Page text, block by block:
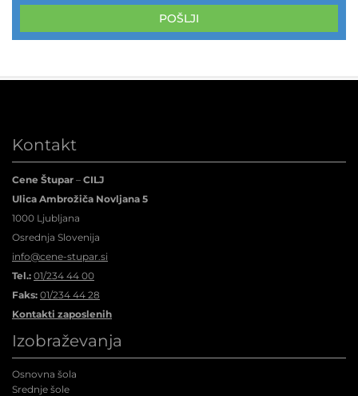
POŠLJI
Kontakt
Cene Štupar – CILJ
Ulica Ambrožiča Novljana 5
1000 Ljubljana
Osrednja Slovenija
info@cene-stupar.si
Tel.: 01/234 44 00
Faks: 01/234 44 28
Kontakti zaposlenih
Izobraževanja
Osnovna šola
Srednje šole